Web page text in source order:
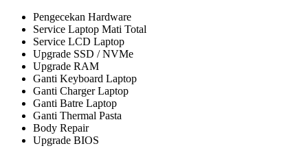
Pengecekan Hardware
Service Laptop Mati Total
Service LCD Laptop
Upgrade SSD / NVMe
Upgrade RAM
Ganti Keyboard Laptop
Ganti Charger Laptop
Ganti Batre Laptop
Ganti Thermal Pasta
Body Repair
Upgrade BIOS